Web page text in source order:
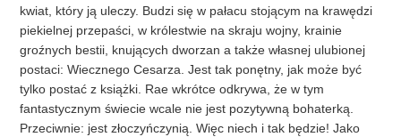
kwiat, który ją uleczy. Budzi się w pałacu stojącym na krawędzi
piekielnej przepaści, w królestwie na skraju wojny, krainie
groźnych bestii, knujących dworzan a także własnej ulubionej
postaci: Wiecznego Cesarza. Jest tak ponętny, jak może być
tylko postać z książki. Rae wkrótce odkrywa, że w tym
fantastycznym świecie wcale nie jest pozytywną bohaterką.
Przeciwnie: jest złoczyńczynią. Więc niech i tak będzie! Jako